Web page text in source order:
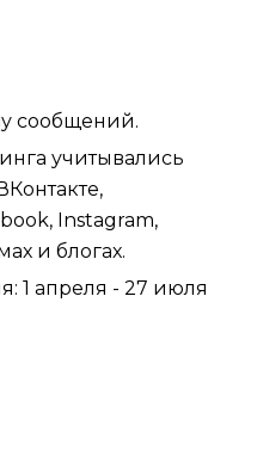
сообщений.
учитывались
Instagram,
и блогах.
1 апреля - 27 июля